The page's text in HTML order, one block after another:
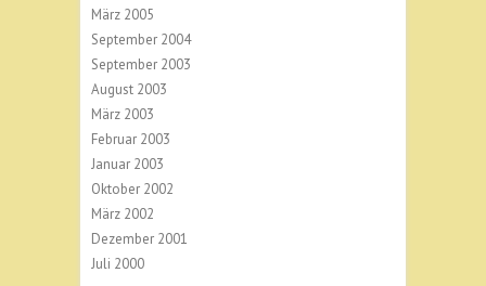
März 2005
September 2004
September 2003
August 2003
März 2003
Februar 2003
Januar 2003
Oktober 2002
März 2002
Dezember 2001
Juli 2000